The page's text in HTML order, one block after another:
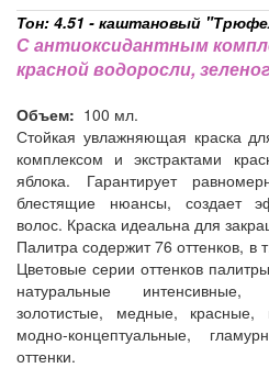
Тон: 4.51 - каштановый
С антиоксидантным
красной водоросли,
Объем: 100 мл.
Стойкая увлажняющая краска
комплексом и экстрактами
яблока. Гарантирует
блестящие нюансы, создает
волос. Краска идеальна для
Палитра содержит 76 оттенков, в
Цветовые серии оттенков
натуральные интенсивные,
золотистые, медные, красные,
модно-концептуальные,
оттенки.